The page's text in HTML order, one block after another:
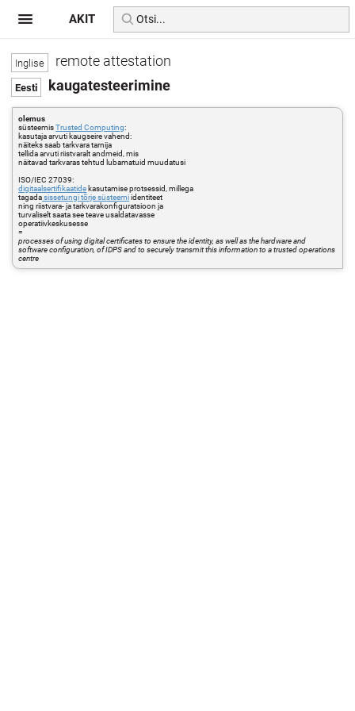
remote attestation
kaugatesteerimine
olemus
süsteemisTrusted Computing:
kasutaja arvuti kaugseire vahend:
näiteks saab tarkvara tarnija
tellida arvuti riistvaralt andmeid, mis
näitavad tarkvaras tehtud lubamatuid muudatusi
ISO/IEC 27039:
digitaalsertifikaatide kasutamise protsessid, millega
tagadasissetungi tõrje süsteemiidentiteet
ning riistvara- ja tarkvarakonfiguratsioon ja
turvaliselt saata see teave usaldatavasse
operatiivkeskusesse
=
processes of using digital certificates to ensure the identity, as well as the hardware and
software configuration, of IDPS and to securely transmit this information to a trusted operations
centre
AKIT